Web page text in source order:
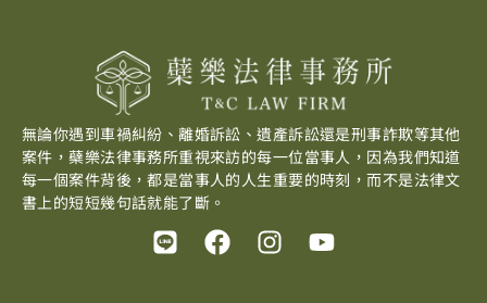
無論你遇到車禍糾紛、離婚訴訟、遺產訴訟還是刑事詐欺等其他
案件，蘗樂法律事務所重視來訪的每一位當事人，因為我們知道
每一個案件背後，都是當事人的人生重要的時刻，而不是法律文
書上的短短幾句話就能了斷。
L
F
I
Y